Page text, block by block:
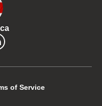
of Service